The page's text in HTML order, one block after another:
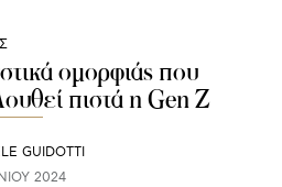
ομορφιάς που
πιστά η Gen Z
GUIDOTTI
2024